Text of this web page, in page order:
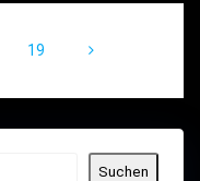
Seite
19
Suchen